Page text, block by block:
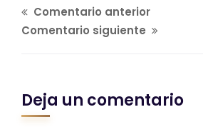
Comentario anterior
Comentario siguiente
Deja un comentario